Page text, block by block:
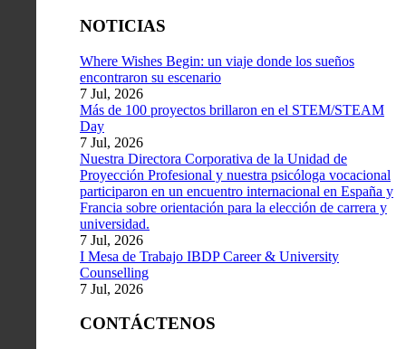
NOTICIAS
Where Wishes Begin: un viaje donde los sueños
encontraron su escenario
7 Jul, 2026
Más de 100 proyectos brillaron en el STEM/STEAM
Day
7 Jul, 2026
Nuestra Directora Corporativa de la Unidad de
Proyección Profesional y nuestra psicóloga vocacional
participaron en un encuentro internacional en España y
Francia sobre orientación para la elección de carrera y
universidad.
7 Jul, 2026
I Mesa de Trabajo IBDP Career & University
Counselling
7 Jul, 2026
CONTÁCTENOS